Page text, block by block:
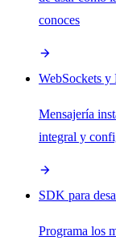
conoces
WebSockets y
Mensajería
integral y
SDK para
Programa los